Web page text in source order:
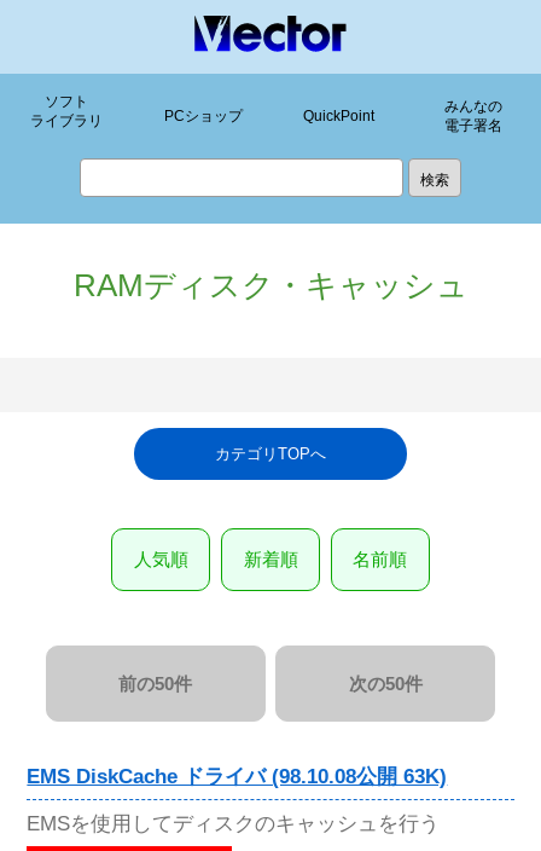
ソフト
ライブラリ
PCショップ QuickPoint
みんなの
電子署名
RAMディスク・キャッシュ
カテゴリTOPへ
人気順 新着順 名前順
前の50件 次の50件
EMS DiskCache ドライバ (98.10.08公開 63K)
EMSを使用してディスクのキャッシュを行う